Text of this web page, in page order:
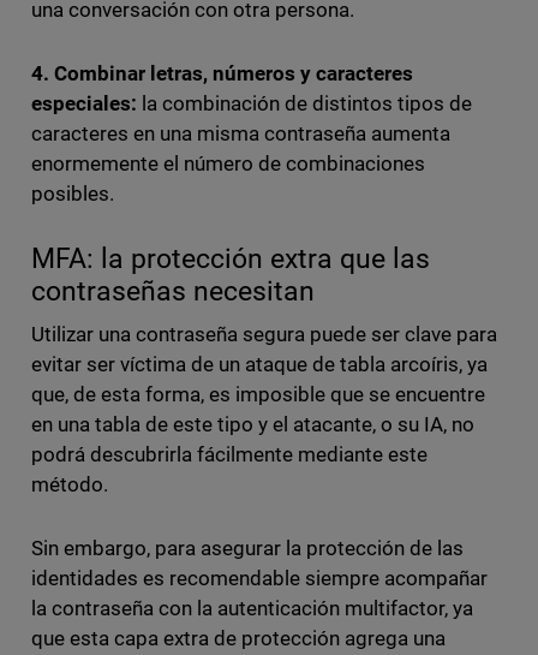
una conversación con otra persona.
4. Combinar letras, números y caracteres
especiales: la combinación de distintos tipos de
caracteres en una misma contraseña aumenta
enormemente el número de combinaciones
posibles.
MFA: la protección extra que las
contraseñas necesitan
Utilizar una contraseña segura puede ser clave para
evitar ser víctima de un ataque de tabla arcoíris, ya
que, de esta forma, es imposible que se encuentre
en una tabla de este tipo y el atacante, o su IA, no
podrá descubrirla fácilmente mediante este
método.
Sin embargo, para asegurar la protección de las
identidades es recomendable siempre acompañar
la contraseña con la autenticación multifactor, ya
que esta capa extra de protección agrega una